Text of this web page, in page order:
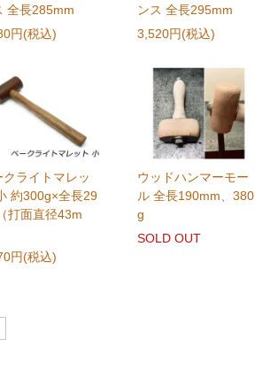
全長285mm
円(税込)
ンス 全長295mm
3,520円(税込)
クライトマレッ
約300g×全長29
打面直径43m
円(税込)
ウッドハンマーモー
ル 全長190mm、380
g
SOLD OUT